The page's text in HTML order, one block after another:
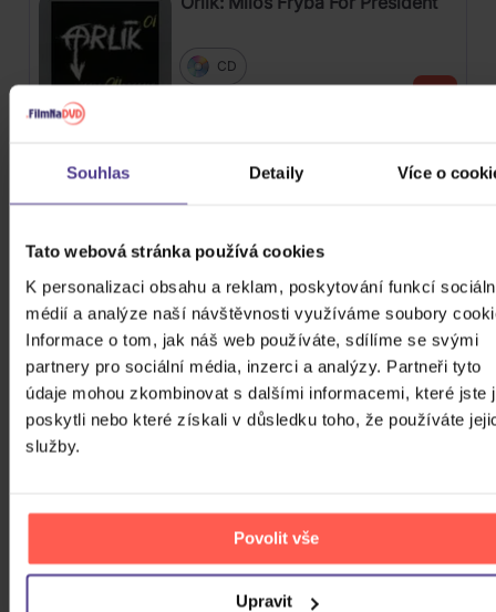
Souhlas Detaily Více o
Tato webová stránka používá cookies
K personalizaci obsahu a reklam, poskytování funkcí
médií a analýze naší návštěvnosti využíváme soubory
Informace o tom, jak náš web používáte, sdílíme se svými
partnery pro sociální média, inzerci a analýzy. Partneři tyto
údaje mohou zkombinovat s dalšími informacemi, které jste
poskytli nebo které získali v důsledku toho, že používáte
služby.
Povolit vše
Upravit
CD
Orlík: Demise!
Michael Jackson: HIStory, Past
Present and Future Book 1
2CD
Jesus Christ Superstar - Live
2CD
Skladem